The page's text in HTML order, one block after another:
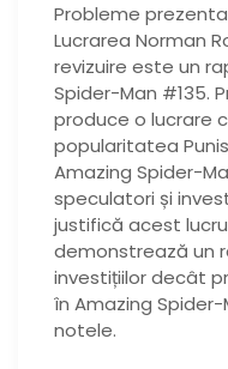
Probleme
Lucrarea Norman
revizuire este un
Spider-Man #135.
produce o lucrare
popularitatea
Amazing Spider-
speculatori și
justifică acest
demonstrează un
investițiilor decât
în Amazing
notele.